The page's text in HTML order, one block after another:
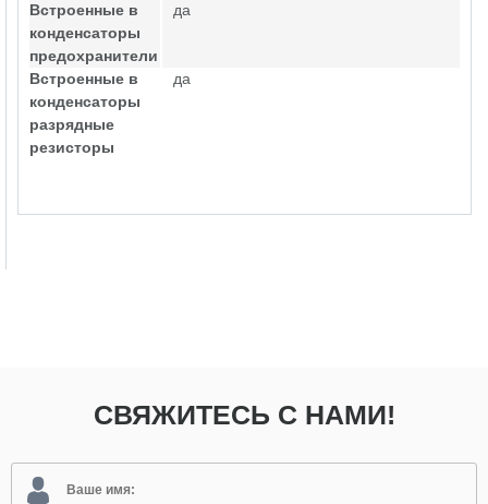
Встроенные в
конденсаторы
предохранители
да
Встроенные в
конденсаторы
разрядные
резисторы
да
СВЯЖИТЕСЬ С НАМИ!